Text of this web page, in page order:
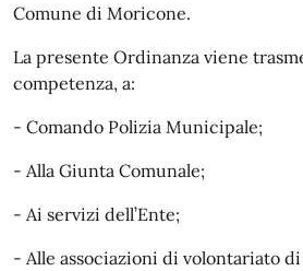
Comune di Moricone.
La presente Ordinanza viene
competenza, a:
- Comando Polizia Municipale;
- Alla Giunta Comunale;
- Ai servizi dell’Ente;
- Alle associazioni di volontariato